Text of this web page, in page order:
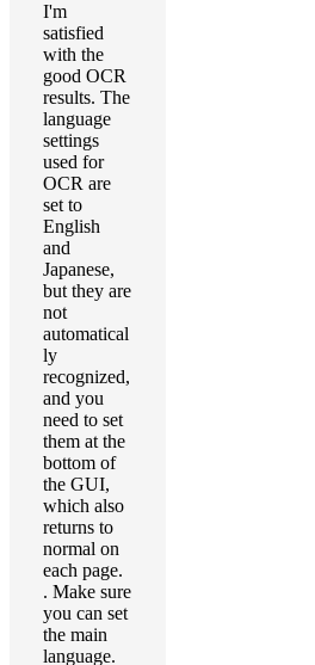
I'm
satisfied
with the
good OCR
results. The
language
settings
used for
OCR are
set to
English
and
Japanese,
but they are
not
automatical
ly
recognized,
and you
need to set
them at the
bottom of
the GUI,
which also
returns to
normal on
each page.
. Make sure
you can set
the main
language.